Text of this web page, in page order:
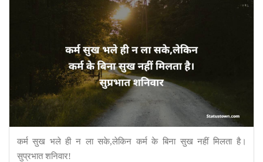
कर्म सुख भले ही न ला सके,लेकिन कर्म के बिना सुख नहीं मिलता है।
सुप्रभात शनिवार!